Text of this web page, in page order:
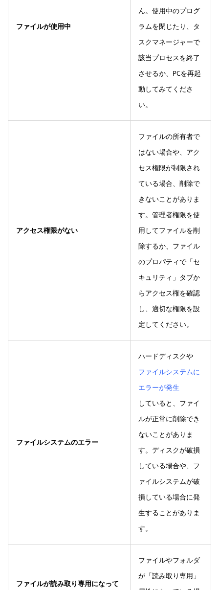
ファイルが使用中
ん。使用中のプログ
ラムを閉じたり、タ
スクマネージャーで
該当プロセスを終了
させるか、PCを再起
動してみてくださ
い。
アクセス権限がない
ファイルの所有者で
はない場合や、アク
セス権限が制限され
ている場合、削除で
きないことがありま
す。管理者権限を使
用してファイルを削
除するか、ファイル
のプロパティで「セ
キュリティ」タブか
らアクセス権を確認
し、適切な権限を設
定してください。
ファイルシステムのエラー
ハードディスクや
ファイルシステムに
エラーが発生
していると、ファイ
ルが正常に削除でき
ないことがありま
す。ディスクが破損
している場合や、フ
ァイルシステムが破
損している場合に発
生することがありま
す。
ファイルが読み取り専用になって
ファイルやフォルダ
が「読み取り専用」